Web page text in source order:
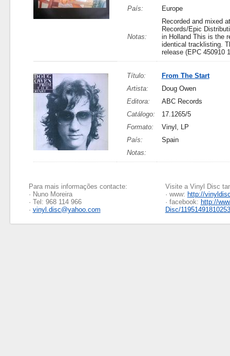
País:
Europe
Notas:
Recorded and mixed
Records/Epic
in Holland This is the
identical tracklisting.
release (EPC 450910
Título:
From The Start
Artista:
Doug Owen
Editora:
ABC Records
Catálogo:
17.1265/5
Formato:
Vinyl, LP
País:
Spain
Notas:
Para mais informações contacte:
· Nuno Moreira
· Tel: 968 114 966
· vinyl.disc@yahoo.com
Visite a Vinyl Disc
· www: http://
· facebook: http://
Disc/